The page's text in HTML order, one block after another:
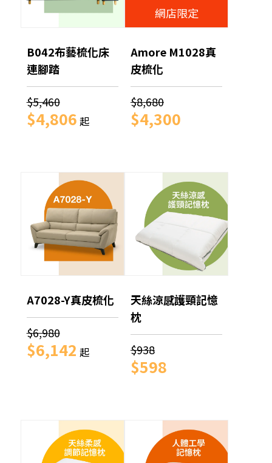
B042布藝梳化床
連腳踏
$5,460
$4,806 起
網店限定
Amore M1028真
皮梳化
$8,680
$4,300
A7028-Y真皮梳化
$6,980
$6,142 起
天絲涼感護頸記憶
枕
$938
$598